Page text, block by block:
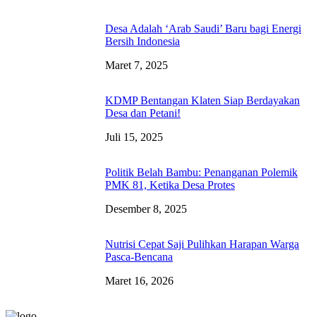
Desa Adalah ‘Arab Saudi’ Baru bagi Energi
Bersih Indonesia
Maret 7, 2025
KDMP Bentangan Klaten Siap Berdayakan
Desa dan Petani!
Juli 15, 2025
Politik Belah Bambu: Penanganan Polemik
PMK 81, Ketika Desa Protes
Desember 8, 2025
Nutrisi Cepat Saji Pulihkan Harapan Warga
Pasca-Bencana
Maret 16, 2026